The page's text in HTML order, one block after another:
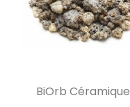
Aperçu rapide
BiOrb Céramique